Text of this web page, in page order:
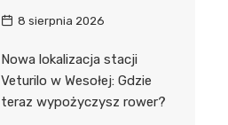
8 sierpnia 2026
Nowa lokalizacja stacji
Veturilo w Wesołej: Gdzie
teraz wypożyczysz rower?